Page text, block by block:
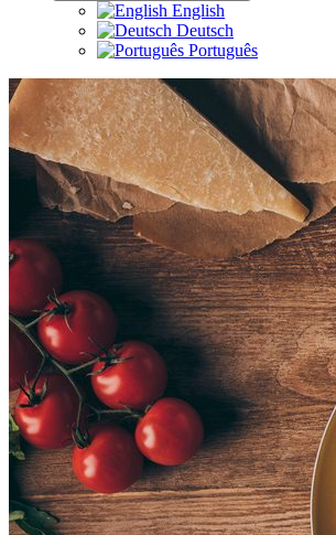
English
Deutsch
Português